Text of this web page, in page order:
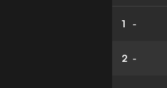
1 -
2 -